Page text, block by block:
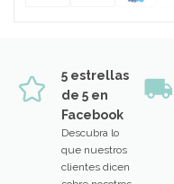
5 estrellas
de 5 en
Facebook
Descubra lo
que nuestros
clientes dicen